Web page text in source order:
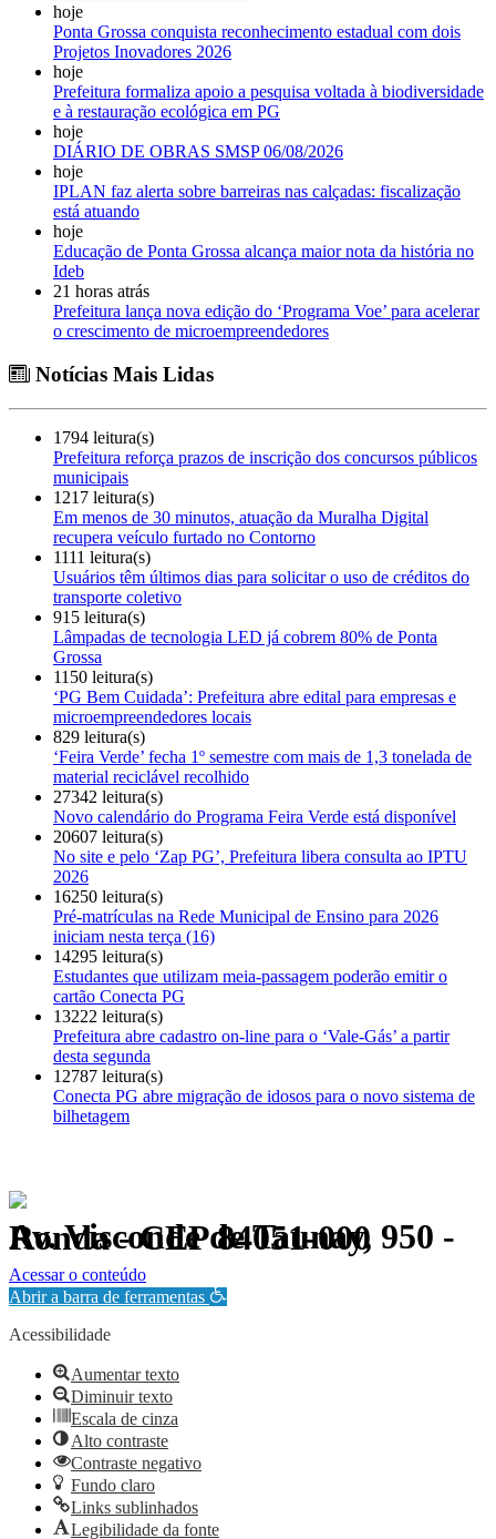
hoje
Ponta Grossa conquista reconhecimento estadual com dois
Projetos Inovadores 2026
hoje
Prefeitura formaliza apoio a pesquisa voltada à biodiversidade
e à restauração ecológica em PG
hoje
DIÁRIO DE OBRAS SMSP 06/08/2026
hoje
IPLAN faz alerta sobre barreiras nas calçadas: fiscalização
está atuando
hoje
Educação de Ponta Grossa alcança maior nota da história no
Ideb
21 horas atrás
Prefeitura lança nova edição do ‘Programa Voe’ para acelerar
o crescimento de microempreendedores
Notícias Mais Lidas
1794 leitura(s)
Prefeitura reforça prazos de inscrição dos concursos públicos
municipais
1217 leitura(s)
Em menos de 30 minutos, atuação da Muralha Digital
recupera veículo furtado no Contorno
1111 leitura(s)
Usuários têm últimos dias para solicitar o uso de créditos do
transporte coletivo
915 leitura(s)
Lâmpadas de tecnologia LED já cobrem 80% de Ponta
Grossa
1150 leitura(s)
‘PG Bem Cuidada’: Prefeitura abre edital para empresas e
microempreendedores locais
829 leitura(s)
‘Feira Verde’ fecha 1º semestre com mais de 1,3 tonelada de
material reciclável recolhido
27342 leitura(s)
Novo calendário do Programa Feira Verde está disponível
20607 leitura(s)
No site e pelo ‘Zap PG’, Prefeitura libera consulta ao IPTU
2026
16250 leitura(s)
Pré-matrículas na Rede Municipal de Ensino para 2026
iniciam nesta terça (16)
14295 leitura(s)
Estudantes que utilizam meia-passagem poderão emitir o
cartão Conecta PG
13222 leitura(s)
Prefeitura abre cadastro on-line para o ‘Vale-Gás’ a partir
desta segunda
12787 leitura(s)
Conecta PG abre migração de idosos para o novo sistema de
bilhetagem
Av. Visconde de Taunay, 950 - Ronda - CEP 84051-000
Política de Privacidade.
Acessar o conteúdo
Abrir a barra de ferramentas
Acessibilidade
Aumentar texto
Diminuir texto
Escala de cinza
Alto contraste
Contraste negativo
Fundo claro
Links sublinhados
Legibilidade da fonte